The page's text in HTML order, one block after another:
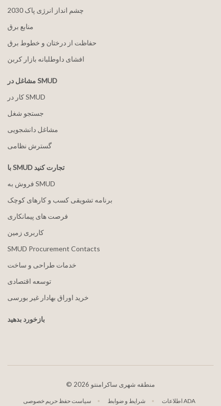
2030 چشم انداز انرژی پاک
منابع برق
حفاظت از درختان و خطوط برق
افشای داوطلبانه بازار کربن
مشاغل در SMUD
کار در SMUD
جستجو شغل
مشاغل دانشجویی
گسترش نظامی
با SMUD تجارت کنید
فروش به SMUD
برنامه تشویقی کسب و کارهای کوچک
فرصت های پیمانکاری
کاربری زمین
SMUD Procurement Contacts
خدمات طراحی و ساخت
توسعه اقتصادی
خرید اوراق بهادار غیر بورسی
بازخورد بدهید
© 2026 منطقه شهری ساکرامنتو
سیاست حفظ حریم خصوصی شرایط و ضوابط اطلاعات ADA